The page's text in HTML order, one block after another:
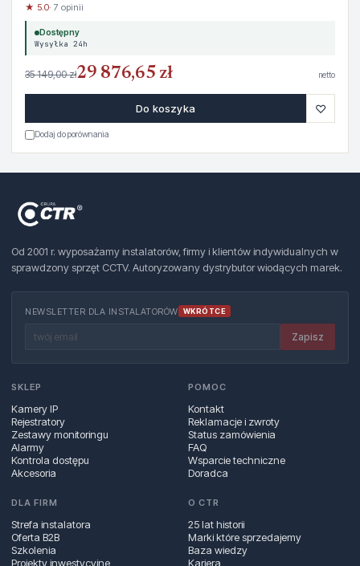
★ 5.0· 7 opinii
Dostępny
Wysyłka 24h
35 149,00 zł29 876,65 zł netto
Do koszyka ♡
Dodaj do porównania
Od 2001 r. wyposażamy instalatorów, firmy i klientów indywidualnych w
sprawdzony sprzęt CCTV. Autoryzowany dystrybutor wiodących marek.
NEWSLETTER DLA INSTALATORÓW WKRÓTCE
Zapisz
SKLEP
Kamery IP
Rejestratory
Zestawy monitoringu
Alarmy
Kontrola dostępu
Akcesoria
POMOC
Kontakt
Reklamacje i zwroty
Status zamówienia
FAQ
Wsparcie techniczne
Doradca
DLA FIRM
Strefa instalatora
Oferta B2B
Szkolenia
Projekty inwestycyjne
O CTR
25 lat historii
Marki które sprzedajemy
Baza wiedzy
Kariera